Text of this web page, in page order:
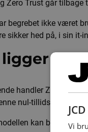
Zero Trust går
begrebet ikke været
sikker hed på, i sin it-
ligger
handler Zero Trust
nul-tillids-politik
kan bruges på
Vi